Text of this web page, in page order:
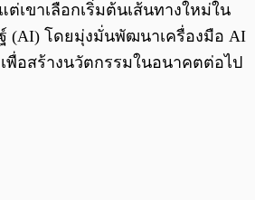
ต่เขาเลือกเริ่มต้นเส้นทางใหม่ใน
(AI) โดยมุ่งมั่นพัฒนาเครื่องมือ AI
เพื่อสร้างนวัตกรรมในอนาคตต่อไป